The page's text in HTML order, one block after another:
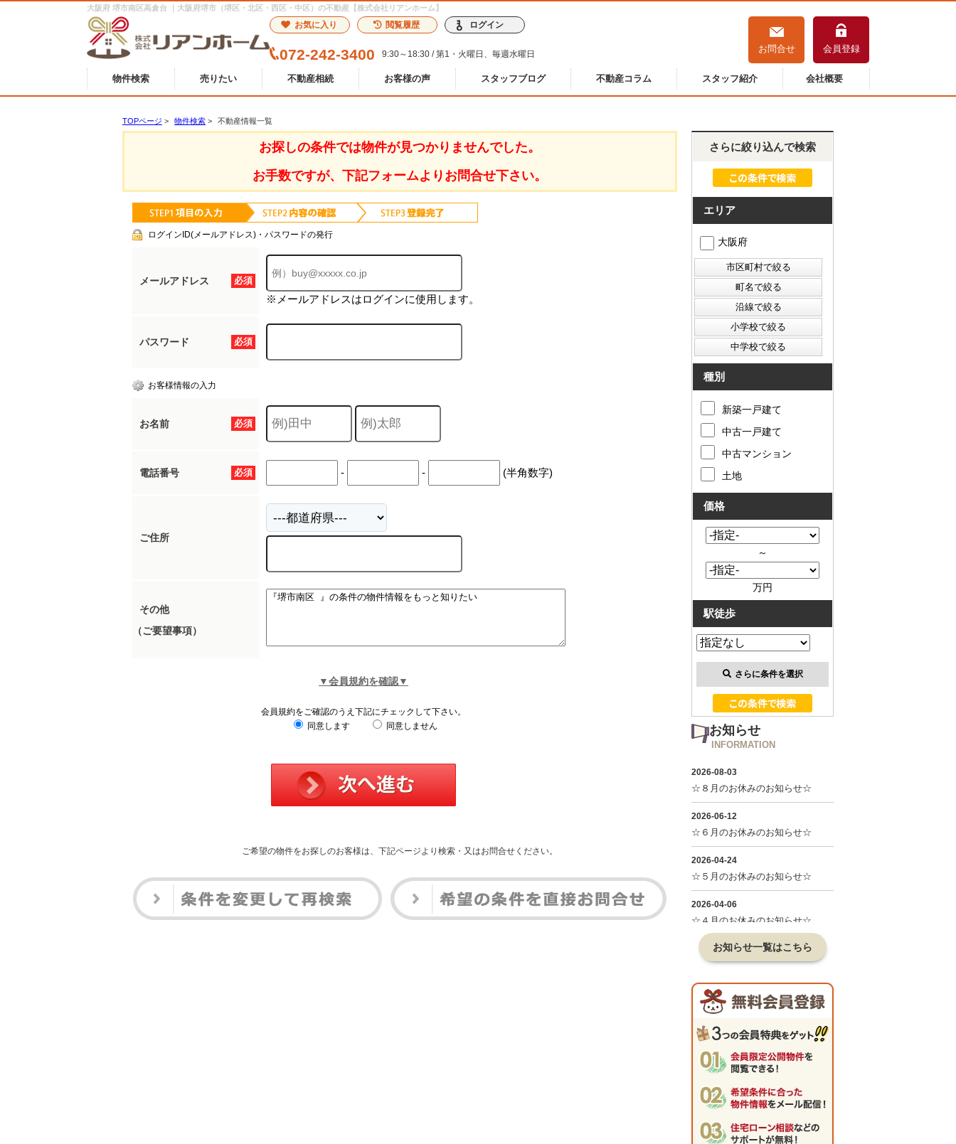
大阪府 堺市南区高倉台 ｜大阪府堺市（堺区・北区・西区・中区）の不動産【株式会社リアンホーム】
お気に入り 閲覧履歴 ログイン
072-242-3400 9:30～18:30 / 第1・火曜日、毎週水曜日 お問合せ 会員登録
物件検索 売りたい 不動産相続 お客様の声 スタッフブログ 不動産コラム スタッフ紹介 会社概要
TOPページ > 物件検索 > 不動産情報一覧
お探しの条件では物件が見つかりませんでした。
お手数ですが、下記フォームよりお問合せ下さい。
ログインID(メールアドレス)・パスワードの発行
必須
メールアドレス
※メールアドレスはログインに使用します。
必須
パスワード
お客様情報の入力
必須
お名前
必須
電話番号 - - (半角数字)
ご住所
その他
（ご要望事項）
▼会員規約を確認▼
会員規約をご確認のうえ下記にチェックして下さい。
同意します
同意しません
ご希望の物件をお探しのお客様は、下記ページより検索・又はお問合せください。
さらに絞り込んで検索
エリア
大阪府
種別
新築一戸建て
中古一戸建て
中古マンション
土地
価格
～
万円
駅徒歩
さらに条件を選択
お知らせ
INFORMATION
お知らせ一覧はこちら